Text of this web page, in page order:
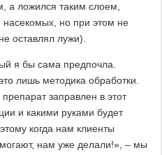
а ложился таким слоем,
насекомых, но при этом не
оставлял лужи).
я бы сама предпочла.
лишь методика обработки.
заправлен в этот
и какими руками будет
когда нам клиенты
нам уже делали!», – мы